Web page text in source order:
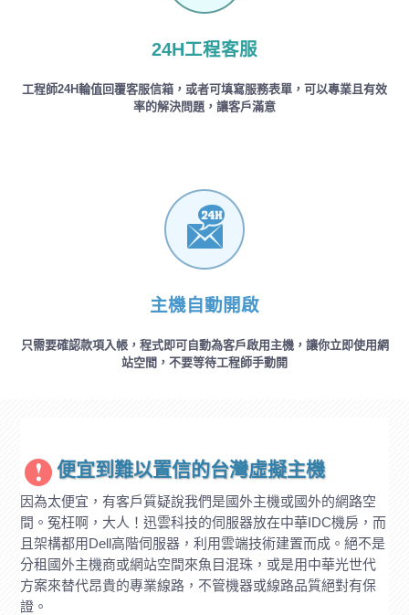
24H工程客服
工程師24H輪值回覆客服信箱，或者可填寫服務表單，可以專業且有效
率的解決問題，讓客戶滿意
主機自動開啟
只需要確認款項入帳，程式即可自動為客戶啟用主機，讓你立即使用網
站空間，不要等待工程師手動開
便宜到難以置信的台灣虛擬主機
因為太便宜，有客戶質疑說我們是國外主機或國外的網路空
間。冤枉啊，大人！迅雲科技的伺服器放在中華IDC機房，而
且架構都用Dell高階伺服器，利用雲端技術建置而成。絕不是
分租國外主機商或網站空間來魚目混珠，或是用中華光世代
方案來替代昂貴的專業線路，不管機器或線路品質絕對有保
證。